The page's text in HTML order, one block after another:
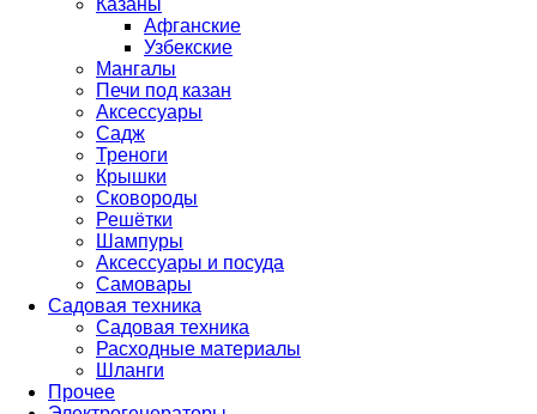
Казаны
Афганские
Узбекские
Мангалы
Печи под казан
Аксессуары
Садж
Треноги
Крышки
Сковороды
Решётки
Шампуры
Аксессуары и посуда
Самовары
Садовая техника
Садовая техника
Расходные материалы
Шланги
Прочее